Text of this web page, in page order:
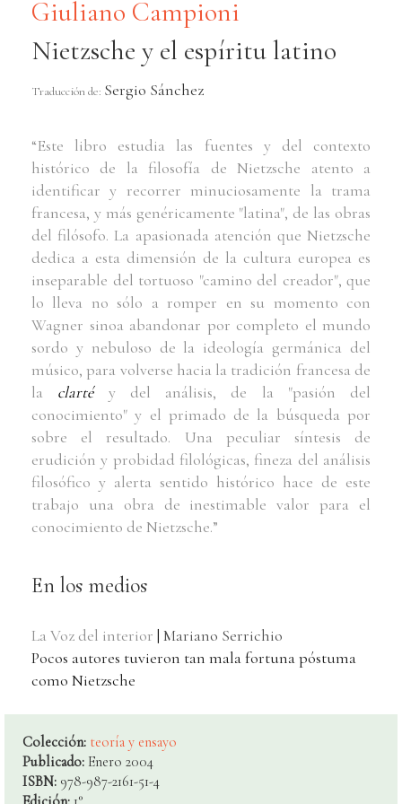
Giuliano Campioni
Nietzsche y el espíritu latino
Traducción de: Sergio Sánchez
“Este libro estudia las fuentes y del contexto
histórico de la filosofía de Nietzsche atento a
identificar y recorrer minuciosamente la trama
francesa, y más genéricamente "latina", de las obras
del filósofo. La apasionada atención que Nietzsche
dedica a esta dimensión de la cultura europea es
inseparable del tortuoso "camino del creador", que
lo lleva no sólo a romper en su momento con
Wagner sinoa abandonar por completo el mundo
sordo y nebuloso de la ideología germánica del
músico, para volverse hacia la tradición francesa de
la clartéy del análisis, de la "pasión del
conocimiento" y el primado de la búsqueda por
sobre el resultado. Una peculiar síntesis de
erudición y probidad filológicas, fineza del análisis
filosófico y alerta sentido histórico hace de este
trabajo una obra de inestimable valor para el
conocimiento de Nietzsche.”
En los medios
La Voz del interior | Mariano Serrichio
Pocos autores tuvieron tan mala fortuna póstuma
como Nietzsche
Colección: teoría y ensayo
Publicado: Enero 2004
ISBN: 978-987-2161-51-4